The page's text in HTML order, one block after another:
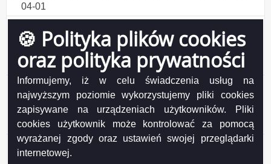
🍪 Polityka plików cookies
oraz polityka prywatności
Informujemy, iż w celu świadczenia usług na
najwyższym poziomie wykorzystujemy pliki cookies
zapisywane na urządzeniach użytkowników. Pliki
cookies użytkownik może kontrolować za pomocą
wyrażanej zgody oraz ustawień swojej przeglądarki
internetowej.
04-01
bezpośredniej interesantów w Wydziale Komunikacji
Urzędu Miejskiego w Suwałkach w wymiarze 1 etatu -
z dnia 2026-03-24
Oferta pracy na stanowisku główny specjalista/-ka
nadzoru robót sanitarnych w Wydziale Inwestycji
Urzędu Miejskiego w Suwałkach w wymiarze 1 etatu -
z dnia 2026-03-19
Oferta pracy na stanowisku naczelnik/czka w Wydziale
Gospodarki Komunalnej i Ochrony Środowiska w